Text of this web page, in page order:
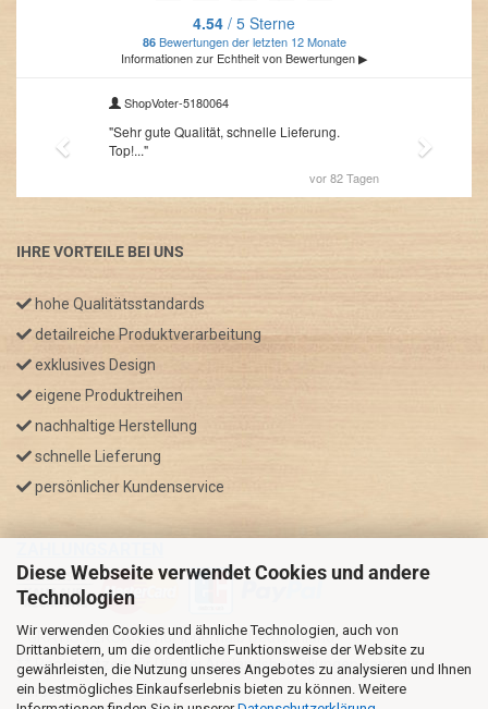
Diese Webseite verwendet Cookies und andere
Technologien
Wir verwenden Cookies und ähnliche Technologien, auch von
Drittanbietern, um die ordentliche Funktionsweise der Website zu
gewährleisten, die Nutzung unseres Angebotes zu analysieren und Ihnen
ein bestmögliches Einkaufserlebnis bieten zu können. Weitere
IHRE VORTEILE BEI UNS
hohe Qualitätsstandards
detailreiche Produktverarbeitung
exklusives Design
eigene Produktreihen
nachhaltige Herstellung
schnelle Lieferung
persönlicher Kundenservice
* GRATIS VERSAND nur innerhalb Deutschland
** Regellaufzeit für DE, Bei Auslandsbestellungen kann die
Versandzeit variieren.